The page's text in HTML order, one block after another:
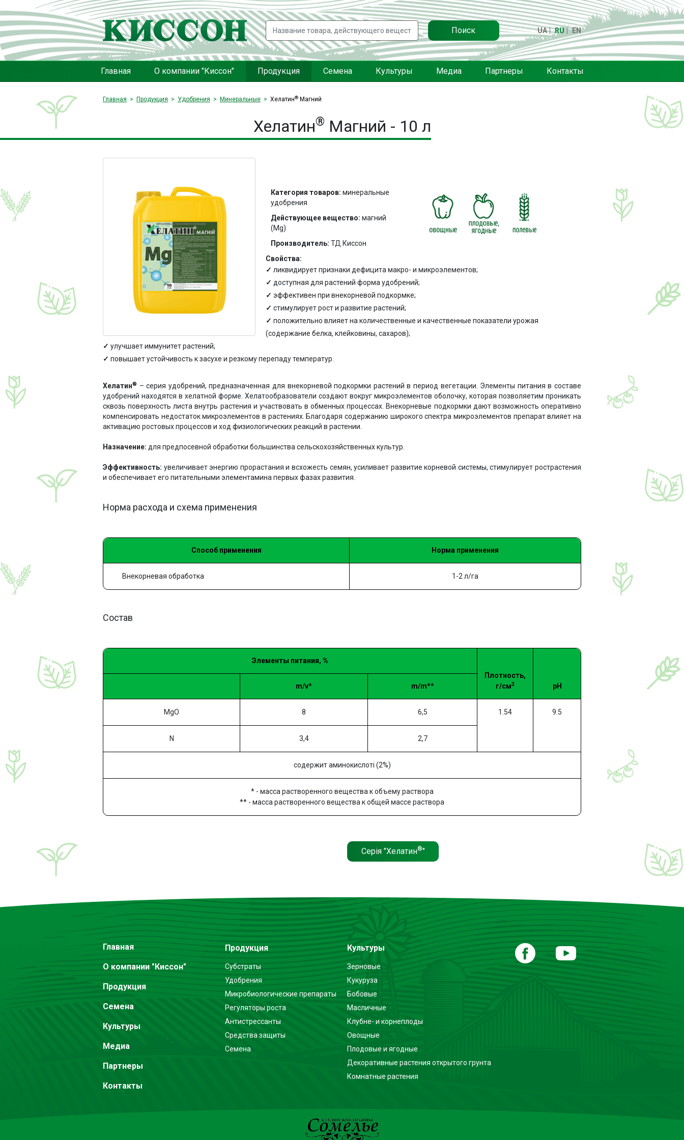
Поиск UA RU EN
Главная О компании "Киссон" Продукция Семена Культуры Медиа Партнеры Контакты
Главная Продукция Удобрения Минеральные Хелатин® Магний
Хелатин® Магний - 10 л
Категория товаров: минеральные
удобрения
Действующее вещество: магний
(Mg)
Производитель: ТД Киссон
Свойства:
ликвидирует признаки дефицита макро- и микроэлементов;
доступная для растений форма удобрений;
эффективен при внекорневой подкормке;
стимулирует рост и развитие растений;
положительно влияет на количественные и качественные показатели урожая
(содержание белка, клейковины, сахаров);
улучшает иммунитет растений;
повышает устойчивость к засухе и резкому перепаду температур.
Хелатин® – серия удобрений, предназначенная для внекорневой подкормки растений в период вегетации. Элементы питания в составе
удобрений находятся в хелатной форме. Хелатообразователи создают вокруг микроэлементов оболочку, которая позволяетим проникать
сквозь поверхность листа внутрь растения и участвовать в обменных процессах. Внекорневые подкормки дают возможность оперативно
компенсировать недостаток микроэлементов в растениях. Благодаря содержанию широкого спектра микроэлементов препарат влияет на
активацию ростовых процессов и ход физиологических реакций в растении.
Назначение: для предпосевной обработки большинства сельскохозяйственных культур.
Эффективность: увеличивает энергию прорастания и всхожесть семян, усиливает развитие корневой системы, стимулирует рострастения
и обеспечивает его питательными элементамина первых фазах развития.
Норма расхода и схема применения
Способ применения Норма применения
Внекорневая обработка 1-2 л/га
Состав
Элементы питания, %
Плотность,
г/см3 рН
m/v* m/m**
MgO 8 6,5 1.54 9.5
N 3,4 2,7
содержит аминокислоті (2%)
* - масса растворенного вещества к объему раствора
** - масса растворенного вещества к общей массе раствора
Серія "Хелатин®"
Главная
О компании "Киссон"
Продукция
Семена
Культуры
Медиа
Партнеры
Контакты
Продукция
Субстраты
Удобрения
Микробиологические препараты
Регуляторы роста
Антистрессанты
Средства защиты
Семена
Культуры
Зерновые
Кукуруза
Бобовые
Масличные
Клубне- и корнеплоды
Овощные
Плодовые и ягодные
Декоративные растения открытого грунта
Комнатные растения